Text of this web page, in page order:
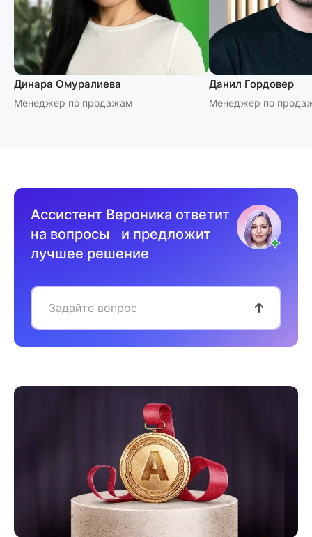
Динара Омуралиева
Менеджер по продажам
Данил Гордовер
Менеджер по
Ассистент Вероника ответит
на вопросы и предложит
лучшее решение
Задайте вопрос